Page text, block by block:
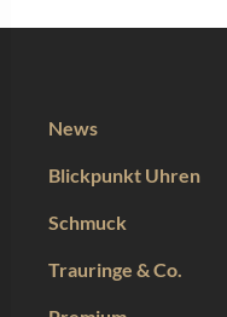
News
Blickpunkt Uhren
Schmuck
Trauringe & Co.